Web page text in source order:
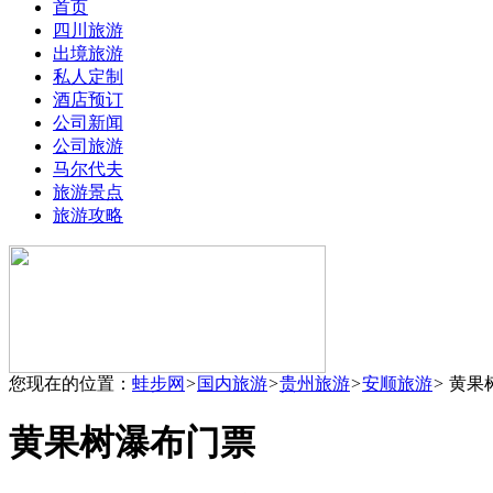
首页
四川旅游
出境旅游
私人定制
酒店预订
公司新闻
公司旅游
马尔代夫
旅游景点
旅游攻略
您现在的位置： 蛙步网 >国内旅游>贵州旅游>安顺旅游> 黄果
黄果树瀑布门票